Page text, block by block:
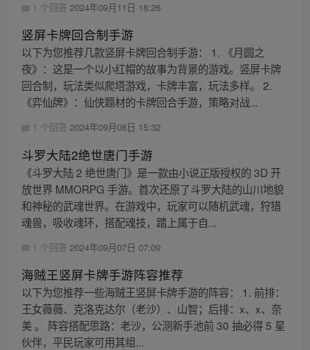
1 个回答 2024年09月11日 18:26
竖屏卡牌回合制手游
以下为您推荐几款竖屏卡牌回合制手游： 1. 《月圆之
夜》：这是一个以小红帽的故事为背景的游戏。竖屏卡牌
回合制，玩法类似爬塔游戏，卡牌丰富，玩法多样。 2.
《弈仙牌》：仙侠题材的卡牌回合手游，策略对战...
1 个回答 2024年09月08日 15:32
斗罗大陆2绝世唐门手游
《斗罗大陆 2 绝世唐门》是一款由小说正版授权的 3D 开
放世界 MMORPG 手游。首次还原了斗罗大陆的山川地貌
和神秘的武魂世界。在游戏中，玩家可以随机武魂，狩猎
魂兽，吸收魂环，搭配魂技，踏上属于自...
1 个回答 2024年09月07日 07:09
海贼王竖屏卡牌手游阵容推荐
以下为您推荐一些海贼王竖屏卡牌手游的阵容： 1. 前排：
王女薇薇、克洛克达尔（老沙）、山智；后排：x、x、奈
美 。 阵容搭配思路：老沙，公测新手池前 30 抽必得 5 星
伙伴，平民玩家可用其组...